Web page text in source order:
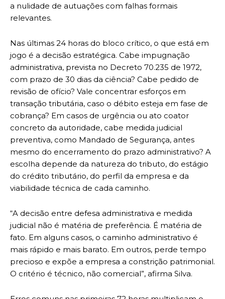
a nulidade de autuações com falhas formais
relevantes.
Nas últimas 24 horas do bloco crítico, o que está em
jogo é a decisão estratégica. Cabe impugnação
administrativa, prevista no Decreto 70.235 de 1972,
com prazo de 30 dias da ciência? Cabe pedido de
revisão de ofício? Vale concentrar esforços em
transação tributária, caso o débito esteja em fase de
cobrança? Em casos de urgência ou ato coator
concreto da autoridade, cabe medida judicial
preventiva, como Mandado de Segurança, antes
mesmo do encerramento do prazo administrativo? A
escolha depende da natureza do tributo, do estágio
do crédito tributário, do perfil da empresa e da
viabilidade técnica de cada caminho.
“A decisão entre defesa administrativa e medida
judicial não é matéria de preferência. É matéria de
fato. Em alguns casos, o caminho administrativo é
mais rápido e mais barato. Em outros, perde tempo
precioso e expõe a empresa a constrição patrimonial.
O critério é técnico, não comercial”, afirma Silva.